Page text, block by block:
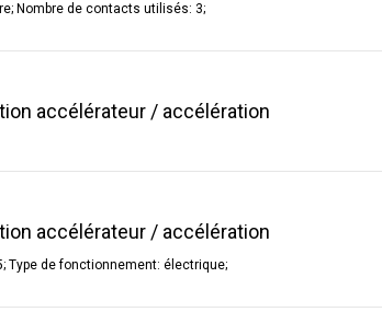
Nombre de contacts utilisés: 3;
accélérateur / accélération
accélérateur / accélération
Type de fonctionnement: électrique;